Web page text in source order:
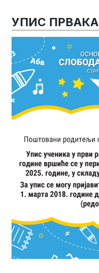
УПИС ПРВАКА